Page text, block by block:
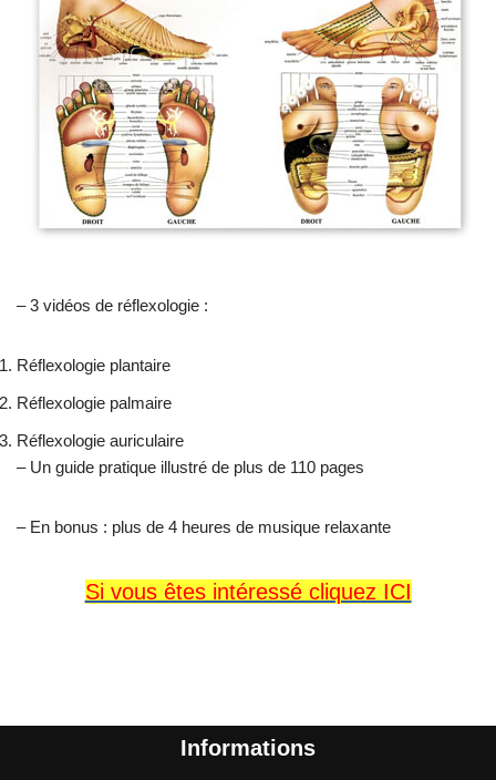
– 3 vidéos de réflexologie :
Réflexologie plantaire
Réflexologie palmaire
Réflexologie auriculaire
– Un guide pratique illustré de plus de 110 pages
– En bonus : plus de 4 heures de musique relaxante
Si vous êtes intéressé cliquez ICI
Informations